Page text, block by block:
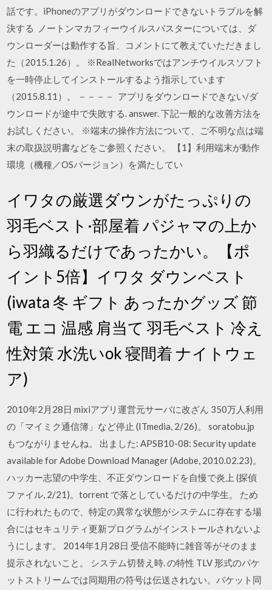
話です。iPhoneのアプリがダウンロードできないトラブルを解
決する ノートンマカフィーウイルスバスターについては、ダ
ウンローダーは動作する旨、コメントにて教えていただきまし
た（2015.1.26）。 ※RealNetworksではアンチウイルスソフト
を一時停止してインストールするよう指示しています
（2015.8.11）。 －－－－ アプリをダウンロードできない/ダ
ウンロードが途中で失敗する. answer. 下記一般的な改善方法を
お試しください。 ※端末の操作方法について、ご不明な点は端
末の取扱説明書などをご参照ください。 【1】利用端末が動作
環境（機種／OSバージョン）を満たしてい
イワタの厳選ダウンがたっぷりの
羽毛ベスト·部屋着 パジャマの上か
ら羽織るだけであったかい。【ポ
イント5倍】イワタ ダウンベスト
(iwata 冬 ギフト あったかグッズ 節
電 エコ 温感 肩当て 羽毛ベスト 冷え
性対策 水洗いok 寝間着 ナイトウェ
ア)
2010年2月28日 mixiアプリ運営元サーバに改ざん 350万人利用
の「マイミク通信簿」など停止 (ITmedia, 2/26)。 soratobu.jp
もつながりませんね。 出ました: APSB10-08: Security update
available for Adobe Download Manager (Adobe, 2010.02.23)。
ハッカー志望の中学生、不正ダウンロードを自慢で炎上 (探偵
ファイル, 2/21)。torrent で落としているだけの中学生。 ため
に行われたもので、特定の異常な状態がシステムに存在する場
合にはセキュリティ更新プログラムがインストールされないよ
うにします。 2014年1月28日 受信不能時に雑音等がそのまま
提示されないこと。 システム切替え時. の特性 TLV 形式のパケ
ットストリームでは同期用の符号は伝送されない。パケット同